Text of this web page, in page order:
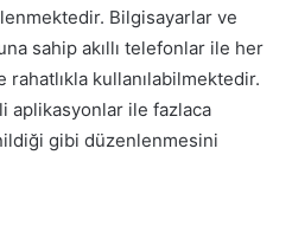
Bilgisayarlar ve
sahip akıllı telefonlar ile her
kullanılabilmektedir.
aplikasyonlar ile fazlaca
gibi düzenlenmesini